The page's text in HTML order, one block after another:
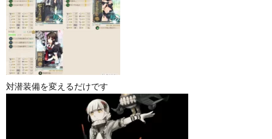
対潜装備を変えるだけです